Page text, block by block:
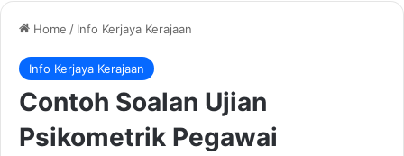
Home / Info Kerjaya Kerajaan
Info Kerjaya Kerajaan
Contoh Soalan Ujian
Psikometrik Pegawai